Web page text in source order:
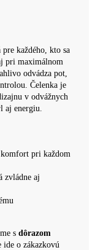
každého, kto sa
pri maximálnom
odvádza pot,
Čelenka je
v odvážnych
aj energiu.
pri každom
zvládne aj
s dôrazom
ide o zákazkovú